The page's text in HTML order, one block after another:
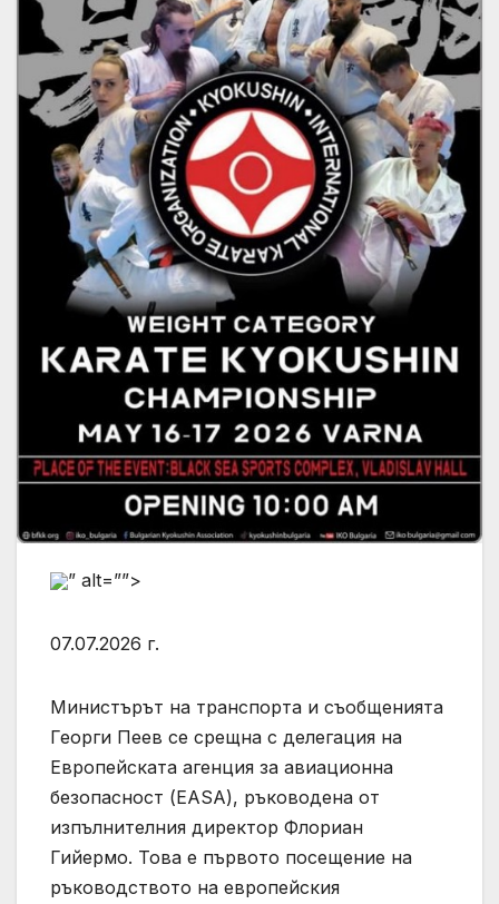
” alt=””>
07.07.2026 г.
Министърът на транспорта и съобщенията
Георги Пеев се срещна с делегация на
Европейската агенция за авиационна
безопасност (EASA), ръководена от
изпълнителния директор Флориан
Гийермо. Това е първото посещение на
ръководството на европейския